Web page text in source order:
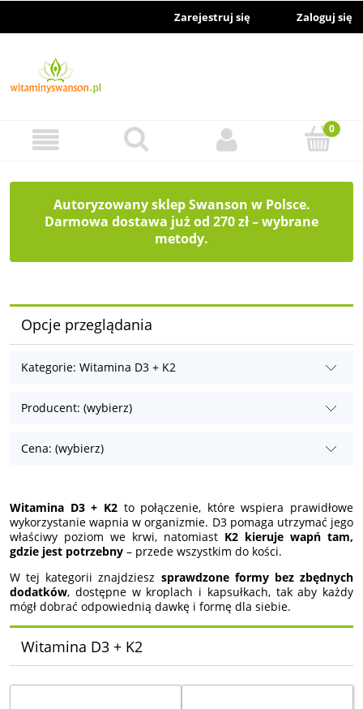
Zarejestruj się Zaloguj się
Autoryzowany sklep Swanson w Polsce.
Darmowa dostawa już od 270 zł – wybrane
metody.
Opcje przeglądania
Kategorie: Witamina D3 + K2
Producent: (wybierz)
Cena: (wybierz)
Witamina D3 + K2to połączenie, które wspiera prawidłowe
wykorzystanie wapnia w organizmie. D3 pomaga utrzymać jego
właściwy poziom we krwi, natomiast K2 kieruje wapń tam,
gdzie jest potrzebny – przede wszystkim do kości.
W tej kategorii znajdziesz sprawdzone formy bez zbędnych
dodatków, dostępne w kroplach i kapsułkach, tak aby każdy
mógł dobrać odpowiednią dawkę i formę dla siebie.
Witamina D3 + K2